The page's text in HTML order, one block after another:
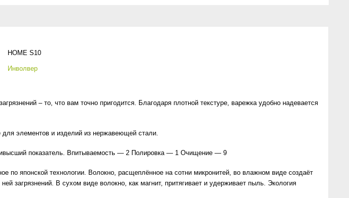
HOME S10
Инволвер
– то, что вам точно пригодится. Благодаря плотной текстуре, варежка удобно надевается
для элементов и изделий из нержавеющей стали.
показатель. Впитываемость — 2 Полировка — 1 Очищение — 9
по японской технологии. Волокно, расщеплённое на сотни микронитей, во влажном виде создаёт
загрязнений. В сухом виде волокно, как магнит, притягивает и удерживает пыль. Экология